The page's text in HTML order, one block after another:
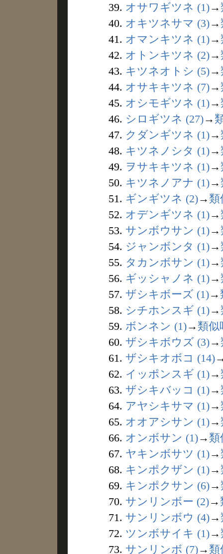
39. オサワギツネ (1)→
40. オキツネサマ (3)→
41. オマンキツネ (1)→
42. オトンキツネ (2)→
43. キツネオトシ (5)→
44. オサキキツネ (7)→
45. オシモギツネ (1)→
46. シロギツネ (27)→
47. クダンギツネ (1)→
48. キツネノシタ (1)→
49. ヲサキキツネ (1)→
50. キツネノアナ (1)→
51. ギンギツネ (2)→ 類
52. オデンギツネ (1)→
53. サンボウサン (1)→
54. ジャンボンタ (1)→
55. タカンボサン (1)→
56. ギッシャノネ (1)→
57. ザシキボーズ (1)→
58. シチホンスギ (1)→
59. ボンネン (1)→ 類似
60. ザシキボウズ (3)→
61. ザシキオボコ (14)
62. イッポンスギ (1)→
63. ザシキバッコ (1)→
64. アヤシキサマ (1)→
65. オオアシサン (1)→
66. オンボサン (1)→ 類
67. ヤキンボサツ (1)→
68. キンポクザン (1)→
69. キンポクサン (6)→
70. サンリンボー (2)→
71. サンリンボウ (4)→
72. ツンボサイキ (1)→
73. サンリンボ (7)→ 類